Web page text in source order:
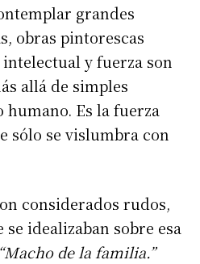
grandes
obras pintorescas
y fuerza son
allá de simples
Es la fuerza
sólo se vislumbra con
considerados rudos,
idealizaban sobre esa
“Macho de la familia.”